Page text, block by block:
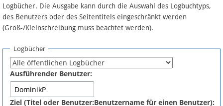
FAQ
Fördermitglied werden
Fehler melden
Logbücher. Die Ausgabe kann durch die Auswahl des Logbuchtyps,
des Benutzers oder des Seitentitels eingeschränkt werden
(Groß-/Kleinschreibung muss beachtet werden).
Logbücher
Ausführender Benutzer:
Ziel (Titel oder Benutzer:Benutzername für einen Benutzer):